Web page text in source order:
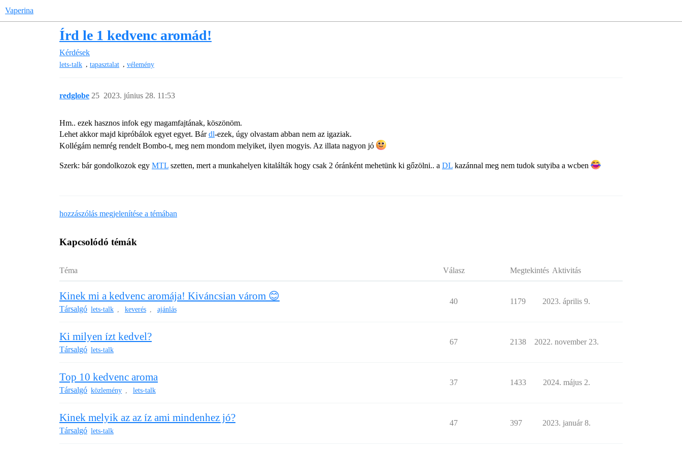
Vaperina
Írd le 1 kedvenc aromád!
Kérdések
lets-talk , tapasztalat , vélemény
redglobe 2023. június 28. 11:53
25
Hm.. ezek hasznos infok egy magamfajtának, köszönöm.
Lehet akkor majd kipróbálok egyet egyet. Bárdl-ezek, úgy olvastam abban nem az igaziak.
Kollégám nemrég rendelt Bombo-t, meg nem mondom melyiket, ilyen mogyis. Az illata nagyon jó
Szerk: bár gondolkozok egy MTL szetten, mert a munkahelyen kitalálták hogy csak 2 óránként mehetünk ki gőzölni.. a DL kazánnal meg nem tudok sutyiba a wcben
hozzászólás megjelenítése a témában
Kapcsolódó témák
Téma Válasz Megtekintés Aktivitás
Kinek mi a kedvenc aromája! Kiváncsian várom 😊
Társalgó lets-talk , keverés , ajánlás
40 1179 2023. április 9.
Ki milyen ízt kedvel?
Társalgó lets-talk
67 2138 2022. november 23.
Top 10 kedvenc aroma
Társalgó közlemény , lets-talk
37 1433 2024. május 2.
Kinek melyik az az íz ami mindenhez jó?
Társalgó lets-talk
47 397 2023. január 8.